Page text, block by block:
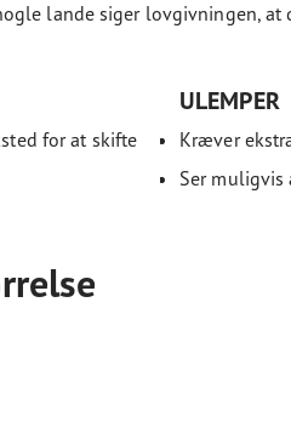
lande siger lovgivningen, at
for at skifte
ULEMPER
Kræver
Ser